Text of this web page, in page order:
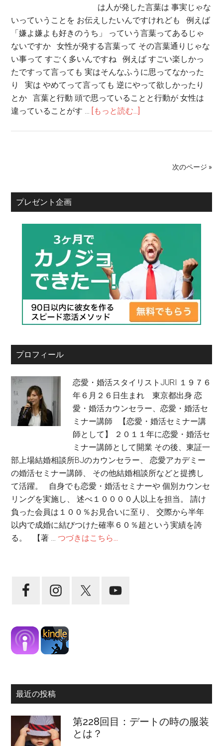
は人が発した言葉は 事実じゃな
いっていうことを お伝えしたいんですけれども 例えば
「嫌よ嫌よも好きのうち」 っていう言葉ってあるじゃ
ないですか 女性が発する言葉って その言葉通りじゃな
い事って すごく多いんですね 例えば すごい楽しかっ
たですって言っても 実はそんなふうに思ってなかった
り 実は やめてって言っても 逆にやって欲しかったり
とか 言葉と行動 頭で思っていることと行動が 女性は
違っていることがす … [もっと読む...]
次のページ »
プレゼント企画
プロフィール
恋愛・婚活スタイリストJURI １９７６
年６月２６日生まれ 東京都出身 恋
愛・婚活カウンセラー、恋愛・婚活セ
ミナー講師 【恋愛・婚活セミナー講
師として】 ２０１１年に恋愛・婚活セ
ミナー講師として開業 その後、東証一
部上場結婚相談所BJのカウンセラー、 恋愛アカデミー
の婚活セミナー講師、 その他結婚相談所などと提携し
て活躍。 自身でも恋愛・婚活セミナーや 個別カウンセ
リングを実施し、 述べ１００００人以上を担当。 請け
負った会員は１００％お見合いに至り、 交際から半年
以内で成婚に結びつけた確率６０％超という実績を誇
る。 【著 …つづきはこちら...
最近の投稿
第228回目：デートの時の服装
とは？